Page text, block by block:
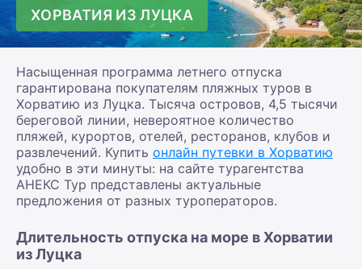
ХОРВАТИЯ ИЗ ЛУЦКА
Насыщенная программа летнего отпуска
гарантирована покупателям пляжных туров в
Хорватию из Луцка. Тысяча островов, 4,5 тысячи
береговой линии, невероятное количество
пляжей, курортов, отелей, ресторанов, клубов и
развлечений. Купить онлайн путевки в Хорватию
удобно в эти минуты: на сайте турагентства
АНЕКС Тур представлены актуальные
предложения от разных туроператоров.
Длительность отпуска на море в Хорватии
из Луцка